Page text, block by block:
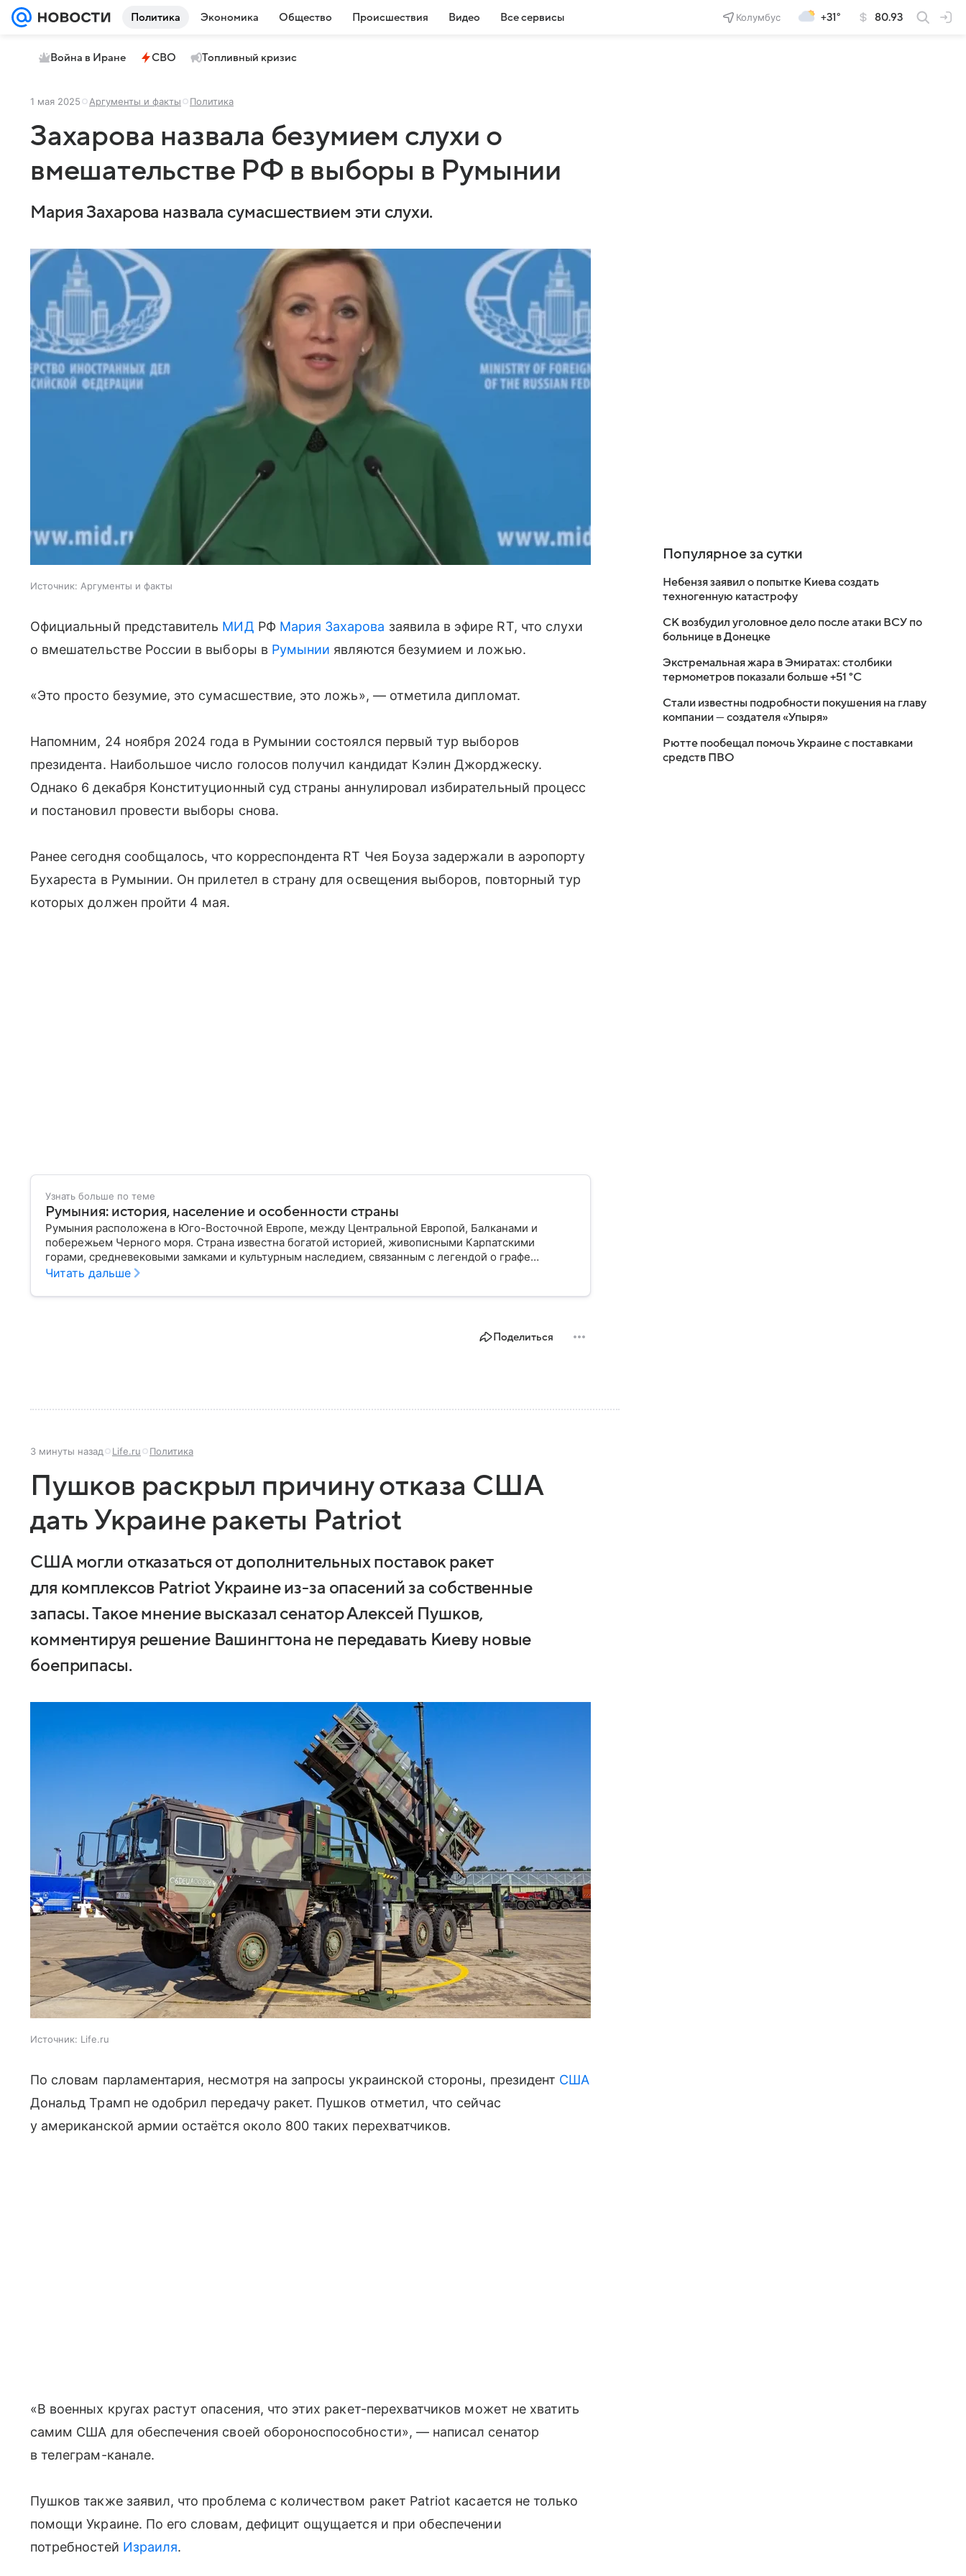
Политика Экономика Общество Происшествия Видео Все сервисы Колумбус +31° 80.93
Война в Иране СВО Топливный кризис
1 мая 2025 Аргументы и факты Политика
Захарова назвала безумием слухи о
вмешательстве РФ в выборы в Румынии
Мария Захарова назвала сумасшествием эти слухи.
Источник: Аргументы и факты
Официальный представитель МИД РФ Мария Захарова заявила в эфире RT, что слухи
о вмешательстве России в выборы в Румынии являются безумием и ложью.
«Это просто безумие, это сумасшествие, это ложь», — отметила дипломат.
Напомним, 24 ноября 2024 года в Румынии состоялся первый тур выборов
президента. Наибольшое число голосов получил кандидат Кэлин Джорджеску.
Однако 6 декабря Конституционный суд страны аннулировал избирательный процесс
и постановил провести выборы снова.
Ранее сегодня сообщалось, что корреспондента RT Чея Боуза задержали в аэропорту
Бухареста в Румынии. Он прилетел в страну для освещения выборов, повторный тур
которых должен пройти 4 мая.
Узнать больше по теме
Румыния: история, население и особенности страны
Румыния расположена в Юго-Восточной Европе, между Центральной Европой, Балканами и
побережьем Черного моря. Страна известна богатой историей, живописными Карпатскими
горами, средневековыми замками и культурным наследием, связанным с легендой о графе
Дракуле. В материале рассказываем об этом государстве.
Читать дальше
Поделиться
3 минуты назад Life.ru Политика
Пушков раскрыл причину отказа США
дать Украине ракеты Patriot
США могли отказаться от дополнительных поставок ракет
для комплексов Patriot Украине из-за опасений за собственные
запасы. Такое мнение высказал сенатор Алексей Пушков,
комментируя решение Вашингтона не передавать Киеву новые
боеприпасы.
Источник: Life.ru
По словам парламентария, несмотря на запросы украинской стороны, президент США
Дональд Трамп не одобрил передачу ракет. Пушков отметил, что сейчас
у американской армии остаётся около 800 таких перехватчиков.
«В военных кругах растут опасения, что этих ракет-перехватчиков может не хватить
самим США для обеспечения своей обороноспособности», — написал сенатор
в телеграм-канале.
Пушков также заявил, что проблема с количеством ракет Patriot касается не только
помощи Украине. По его словам, дефицит ощущается и при обеспечении
потребностей Израиля.
Популярное за сутки
Небензя заявил о попытке Киева создать
техногенную катастрофу
СК возбудил уголовное дело после атаки ВСУ по
больнице в Донецке
Экстремальная жара в Эмиратах: столбики
термометров показали больше +51 °C
Стали известны подробности покушения на главу
компании — создателя «Упыря»
Рютте пообещал помочь Украине с поставками
средств ПВО